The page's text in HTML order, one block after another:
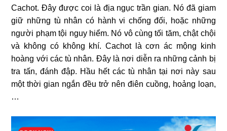
Cachot. Đây được coi là địa ngục trần gian. Nó đã giam
giữ những tù nhân có hành vi chống đối, hoặc những
người phạm tội nguy hiểm. Nó vô cùng tối tăm, chật chội
và không có không khí. Cachot là cơn ác mộng kinh
hoàng với các tù nhân. Đây là nơi diễn ra những cảnh bị
tra tấn, đánh đập. Hầu hết các tù nhân tại nơi này sau
một thời gian ngắn đều trở nên điên cuồng, hoảng loạn,
…